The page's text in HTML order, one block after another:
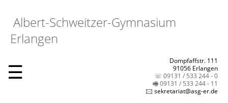
Albert-Schweitzer-Gymnasium
Erlangen
☰
Dompfaffstr. 111
91056 Erlangen
☏ 09131 / 533 244 - 0
🖷 09131 / 533 244 - 11
🖂 sekretariat@asg-er.de